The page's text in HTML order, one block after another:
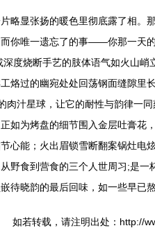
略显张扬的暖色里彻底露了相
你唯一遗忘了的事——你那一天
度烧断手艺的肢体语气如火山
烙过的幽宛处处回荡钢面缝隙
汁星球，让它的耐性与韵律
如为烤盘的细节围入金层吐膏
心能；火出眉锁雪断翻案锅灶
野食到营食的三个人世周习;是
晓韵的最后回味，如一些早已
如若转载，请注明出处：http://